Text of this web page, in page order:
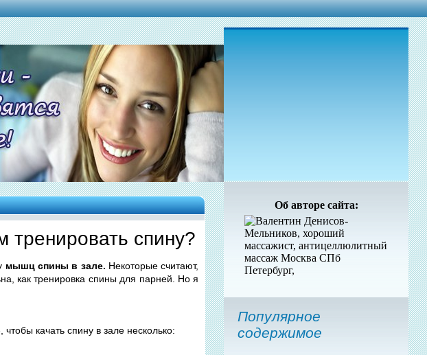
спину?
мышц спины в зале. Некоторые считают,
как тренировка спины для парней. Но я
чтобы качать спину в зале несколько:
Об авторе сайта:
Популярное
содержимое